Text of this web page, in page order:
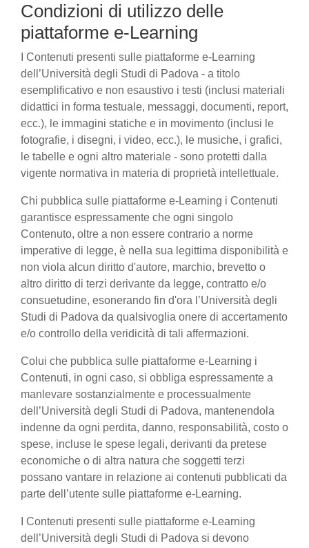
Condizioni di utilizzo delle
piattaforme e-Learning
I Contenuti presenti sulle piattaforme e-Learning
dell’Università degli Studi di Padova - a titolo
esemplificativo e non esaustivo i testi (inclusi materiali
didattici in forma testuale, messaggi, documenti, report,
ecc.), le immagini statiche e in movimento (inclusi le
fotografie, i disegni, i video, ecc.), le musiche, i grafici,
le tabelle e ogni altro materiale - sono protetti dalla
vigente normativa in materia di proprietà intellettuale.
Chi pubblica sulle piattaforme e-Learning i Contenuti
garantisce espressamente che ogni singolo
Contenuto, oltre a non essere contrario a norme
imperative di legge, è nella sua legittima disponibilità e
non viola alcun diritto d'autore, marchio, brevetto o
altro diritto di terzi derivante da legge, contratto e/o
consuetudine, esonerando fin d'ora l’Università degli
Studi di Padova da qualsivoglia onere di accertamento
e/o controllo della veridicità di tali affermazioni.
Colui che pubblica sulle piattaforme e-Learning i
Contenuti, in ogni caso, si obbliga espressamente a
manlevare sostanzialmente e processualmente
dell’Università degli Studi di Padova, mantenendola
indenne da ogni perdita, danno, responsabilità, costo o
spese, incluse le spese legali, derivanti da pretese
economiche o di altra natura che soggetti terzi
possano vantare in relazione ai contenuti pubblicati da
parte dell’utente sulle piattaforme e-Learning.
I Contenuti presenti sulle piattaforme e-Learning
dell’Università degli Studi di Padova si devono